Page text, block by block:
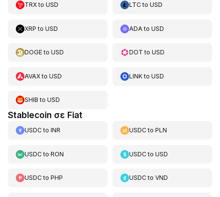
TRXto USD LTCtoUSD
XRP to USD ADA toUSD
DOGEto USD DOT toUSD
AVAXto USD LINKtoUSD
SHIB to USD
Stablecoin σε Fiat
USDCto INR USDCtoPLN
USDCto RON USDCtoUSD
USDCto PHP USDCtoVND